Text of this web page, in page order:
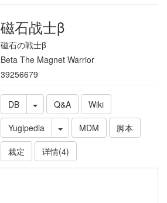
磁石战士β
磁石の戦士β
Beta The Magnet Warrior
39256679
DB Q&A
Wiki
Yugipedia
MDM
脚本
裁定
详情(4)